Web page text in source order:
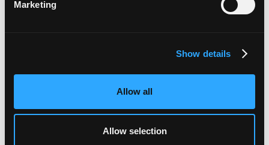
Marketing
Show details
Allow all
Allow selection
Acesse o site oficial do
WhatsApp